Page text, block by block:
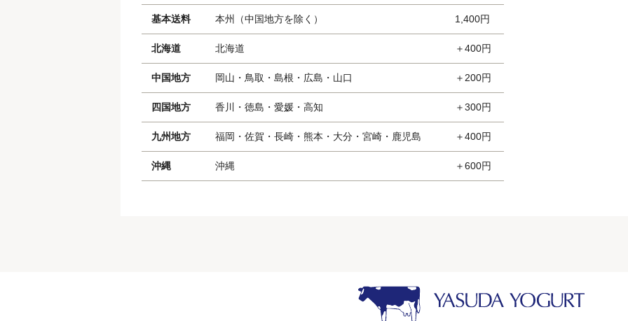
基本送料 本州（中国地方を除く） 1,400円
北海道 北海道 ＋400円
中国地方 岡山・鳥取・島根・広島・山口 ＋200円
四国地方 香川・徳島・愛媛・高知 ＋300円
九州地方 福岡・佐賀・長崎・熊本・大分・宮崎・鹿児島 ＋400円
沖縄 沖縄 ＋600円